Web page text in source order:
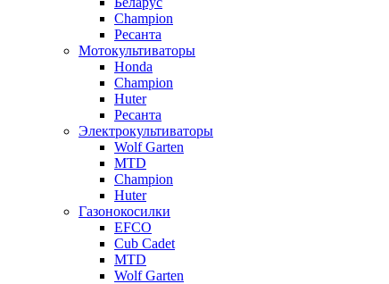
Champion
Ресанта
Мотокультиваторы
Honda
Champion
Huter
Ресанта
Электрокультиваторы
Wolf Garten
MTD
Champion
Huter
Газонокосилки
EFCO
Cub Cadet
MTD
Wolf Garten